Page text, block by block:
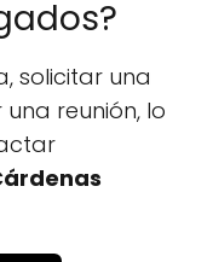
solicitar una
reunión, lo